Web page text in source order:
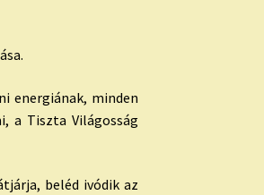
energiának, minden
a Tiszta Világosság
beléd ivódik az